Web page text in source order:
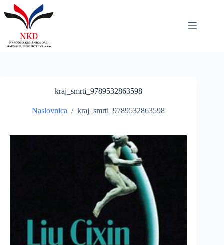
to
content
kraj_smrti_9789532863598
Naslovnica / kraj_smrti_9789532863598